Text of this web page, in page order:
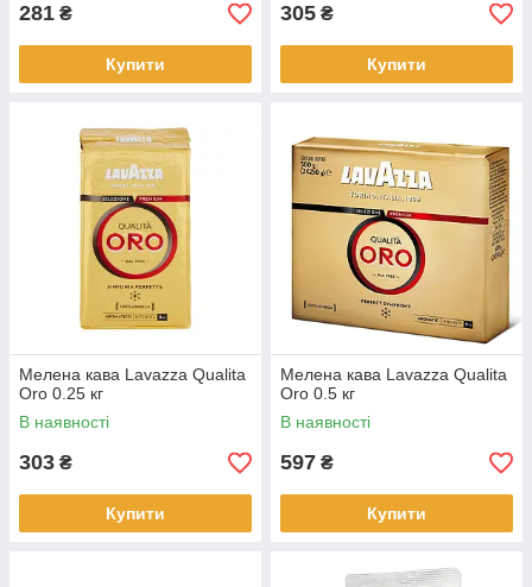
281 ₴
Купити
305 ₴
Купити
Мелена кава Lavazza Qualita
Oro 0.25 кг
В наявності
303 ₴
Купити
Мелена кава Lavazza Qualita
Oro 0.5 кг
В наявності
597 ₴
Купити